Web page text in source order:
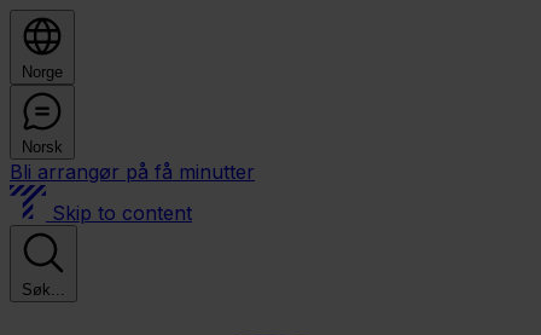
Norge
Norsk
Bli arrangør på få minutter
Skip to content
Søk...